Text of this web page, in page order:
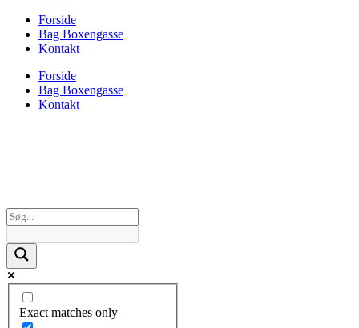
Forside
Bag Boxengasse
Kontakt
Forside
Bag Boxengasse
Kontakt
Exact matches only